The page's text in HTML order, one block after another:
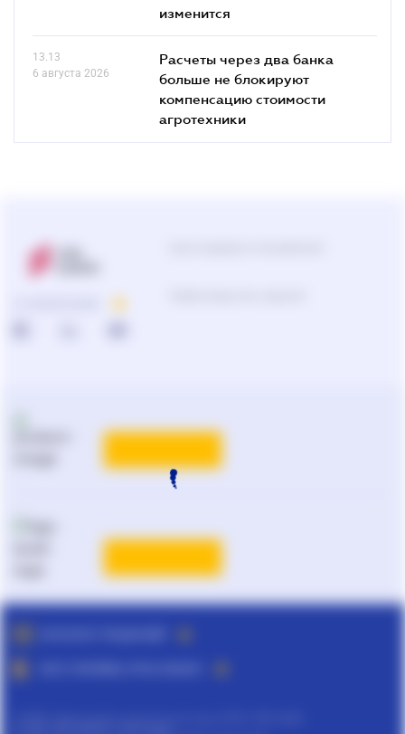
изменится
13.13
6 августа 2026
Расчеты через два банка
больше не блокируют
компенсацию стоимости
агротехники